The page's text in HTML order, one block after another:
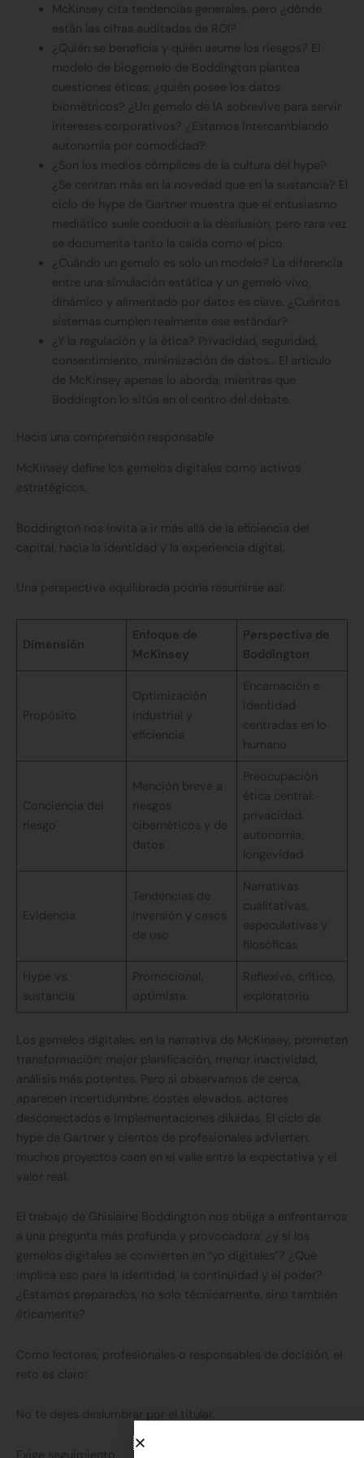
McKinsey cita tendencias generales, pero ¿dónde
están las cifras auditadas de ROI?
¿Quién se beneficia y quién asume los riesgos? El
modelo de biogemelo de Boddington plantea
cuestiones éticas: ¿quién posee los datos
biométricos? ¿Un gemelo de IA sobrevive para servir
intereses corporativos? ¿Estamos intercambiando
autonomía por comodidad?
¿Son los medios cómplices de la cultura del hype?
¿Se centran más en la novedad que en la sustancia? El
ciclo de hype de Gartner muestra que el entusiasmo
mediático suele conducir a la desilusión, pero rara vez
se documenta tanto la caída como el pico.
¿Cuándo un gemelo es solo un modelo? La diferencia
entre una simulación estática y un gemelo vivo,
dinámico y alimentado por datos es clave. ¿Cuántos
sistemas cumplen realmente ese estándar?
¿Y la regulación y la ética? Privacidad, seguridad,
consentimiento, minimización de datos… El artículo
de McKinsey apenas lo aborda, mientras que
Boddington lo sitúa en el centro del debate.
Hacia una comprensión responsable
McKinsey define los gemelos digitales como activos
estratégicos.
Boddington nos invita a ir más allá de la eficiencia del
capital, hacia la identidad y la experiencia digital.
Una perspectiva equilibrada podría resumirse así:
Dimensión
Enfoque de
McKinsey
Perspectiva de
Boddington
Propósito
Optimización
industrial y
eficiencia
Encarnación e
identidad
centradas en lo
humano
Conciencia del
riesgo
Mención breve a
riesgos
cibernéticos y de
datos
Preocupación
ética central:
privacidad,
autonomía,
longevidad
Evidencia
Tendencias de
inversión y casos
de uso
Narrativas
cualitativas,
especulativas y
filosóficas
Hype vs.
sustancia
Promocional,
optimista
Reflexivo, crítico,
exploratorio
Los gemelos digitales, en la narrativa de McKinsey, prometen
transformación: mejor planificación, menor inactividad,
análisis más potentes. Pero si observamos de cerca,
aparecen incertidumbre, costes elevados, actores
desconectados e implementaciones diluidas. El ciclo de
hype de Gartner y cientos de profesionales advierten:
muchos proyectos caen en el valle entre la expectativa y el
valor real.
El trabajo de Ghislaine Boddington nos obliga a enfrentarnos
a una pregunta más profunda y provocadora: ¿y si los
gemelos digitales se convierten en “yo digitales”? ¿Qué
implica eso para la identidad, la continuidad y el poder?
¿Estamos preparados, no solo técnicamente, sino también
éticamente?
Como lectores, profesionales o responsables de decisión, el
reto es claro:
No te dejes deslumbrar por el titular.